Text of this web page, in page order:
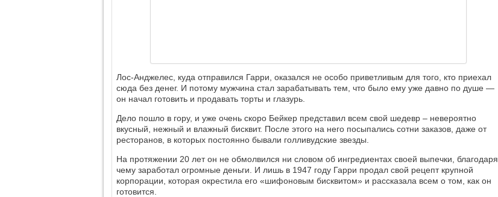
Лос-Анджелес, куда отправился Гарри, оказался не особо приветливым для того, кто приехал
сюда без денег. И потому мужчина стал зарабатывать тем, что было ему уже давно по душе —
он начал готовить и продавать торты и глазурь.
Дело пошло в гору, и уже очень скоро Бейкер представил всем свой шедевр ‒ невероятно
вкусный, нежный и влажный бисквит. После этого на него посыпались сотни заказов, даже от
ресторанов, в которых постоянно бывали голливудские звезды.
На протяжении 20 лет он не обмолвился ни словом об ингредиентах своей выпечки, благодаря
чему заработал огромные деньги. И лишь в 1947 году Гарри продал свой рецепт крупной
корпорации, которая окрестила его «шифоновым бисквитом» и рассказала всем о том, как он
готовится.